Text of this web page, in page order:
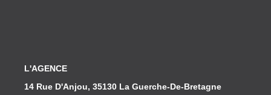
L'AGENCE
14 Rue D'Anjou, 35130 La Guerche-De-Bretagne